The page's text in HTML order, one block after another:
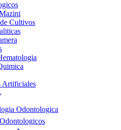
Cultivos
Artificiales
Odontologica